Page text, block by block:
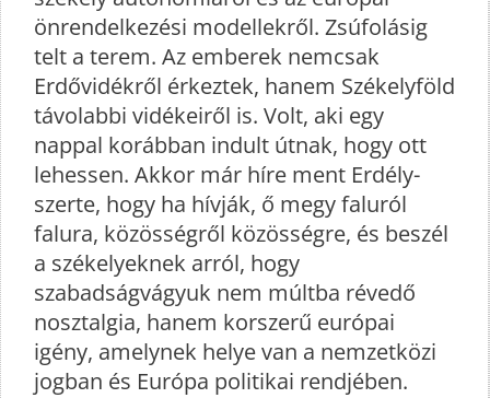
önrendelkezési modellekről. Zsúfolásig
telt a terem. Az emberek nemcsak
Erdővidékről érkeztek, hanem Székelyföld
távolabbi vidékeiről is. Volt, aki egy
nappal korábban indult útnak, hogy ott
lehessen. Akkor már híre ment Erdély-
szerte, hogy ha hívják, ő megy faluról
falura, közösségről közösségre, és beszél
a székelyeknek arról, hogy
szabadságvágyuk nem múltba révedő
nosztalgia, hanem korszerű európai
igény, amelynek helye van a nemzetközi
jogban és Európa politikai rendjében.